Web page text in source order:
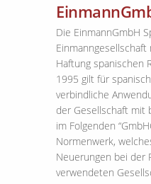
Die EinmannGmbH
Haftung spanischen
1995 gilt für
verbindliche
der Gesellschaft mit
im Folgenden
Normenwerk,
Neuerungen bei der
verwendeten